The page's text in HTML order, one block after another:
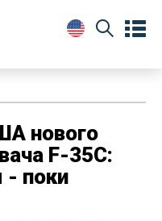
нового
F-35C:
- поки